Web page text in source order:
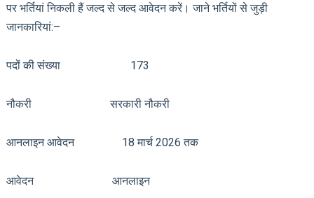
पर भर्तियां निकली हैं जल्द से जल्द आवेदन करें। जाने भर्तियों से जुड़ी
जानकारियां:–
पदों की संख्या 173
नौकरी सरकारी नौकरी
आनलाइन आवेदन 18 मार्च 2026 तक
आवेदन आनलाइन